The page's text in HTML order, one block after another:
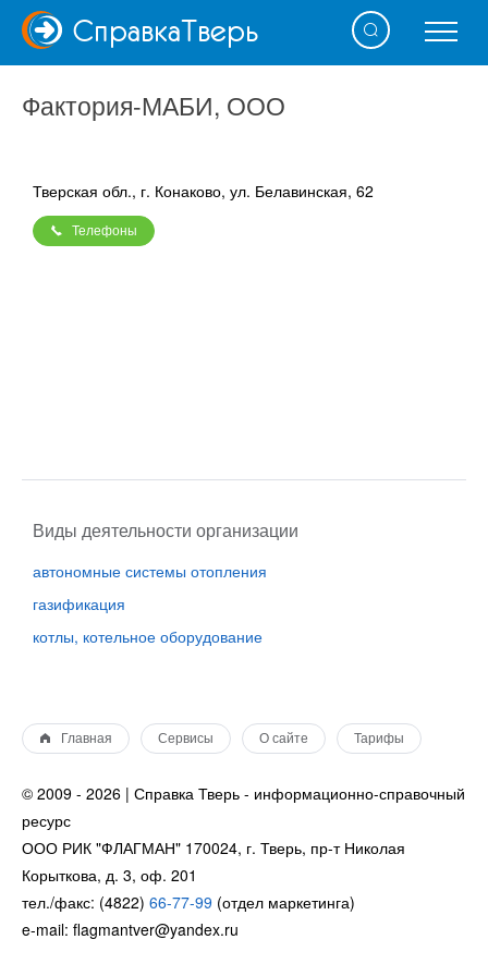
СправкаТверь
Фактория-МАБИ, ООО
Тверская обл., г. Конаково, ул. Белавинская, 62
Телефоны
Виды деятельности организации
автономные системы отопления
газификация
котлы, котельное оборудование
Главная Сервисы О сайте Тарифы
© 2009 - 2026 | Справка Тверь - информационно-справочный
ресурс
ООО РИК "ФЛАГМАН" 170024, г. Тверь, пр-т Николая
Корыткова, д. 3, оф. 201
тел./факс: (4822) 66-77-99 (отдел маркетинга)
e-mail: flagmantver@yandex.ru